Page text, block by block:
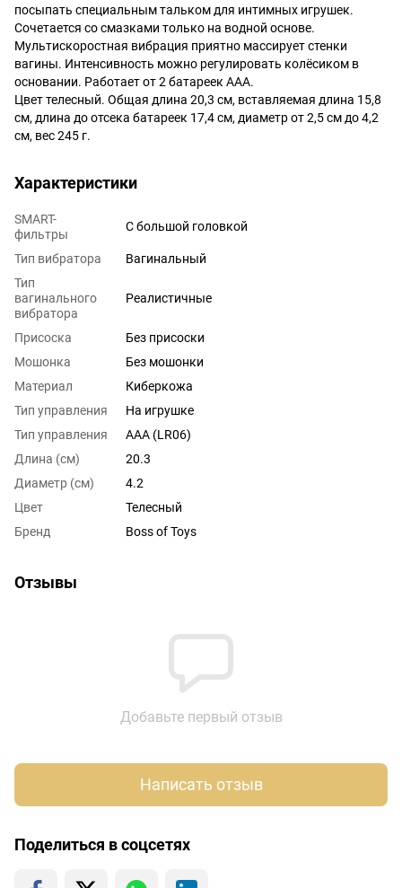
посыпать специальным тальком для интимных игрушек.
Сочетается со смазками только на водной основе.
Мультискоростная вибрация приятно массирует стенки
вагины. Интенсивность можно регулировать колёсиком в
основании. Работает от 2 батареек ААА.
Цвет телесный. Общая длина 20,3 см, вставляемая длина 15,8
см, длина до отсека батареек 17,4 см, диаметр от 2,5 см до 4,2
см, вес 245 г.
Характеристики
SMART-
фильтры
С большой головкой
Тип вибратора
Вагинальный
Тип
вагинального
вибратора
Реалистичные
Присоска
Без присоски
Мошонка
Без мошонки
Материал
Киберкожа
Тип управления
На игрушке
Тип управления
AAA (LR06)
Длина (см)
20.3
Диаметр (см)
4.2
Цвет
Телесный
Бренд
Boss of Toys
Отзывы
Добавьте первый отзыв
Написать отзыв
Поделиться в соцсетях